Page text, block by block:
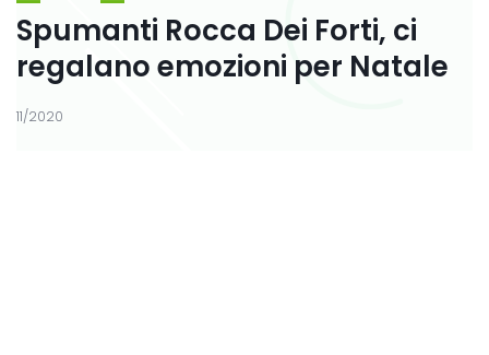
Spumanti Rocca Dei Forti, ci
regalano emozioni per Natale
11/2020